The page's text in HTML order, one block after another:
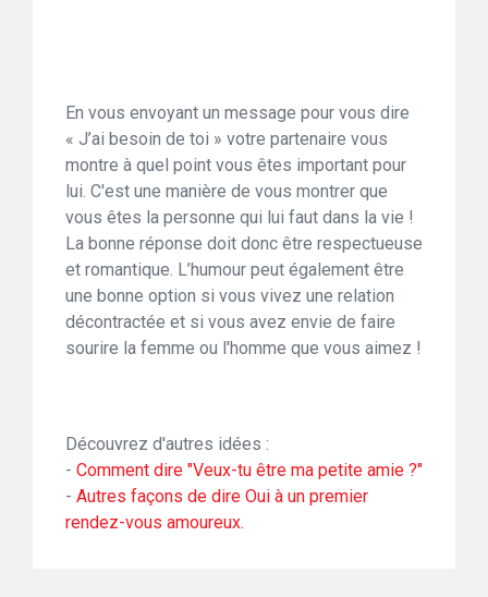
En vous envoyant un message pour vous dire
« J’ai besoin de toi » votre partenaire vous
montre à quel point vous êtes important pour
lui. C'est une manière de vous montrer que
vous êtes la personne qui lui faut dans la vie !
La bonne réponse doit donc être respectueuse
et romantique. L’humour peut également être
une bonne option si vous vivez une relation
décontractée et si vous avez envie de faire
sourire la femme ou l'homme que vous aimez !
Découvrez d'autres idées :
- Comment dire "Veux-tu être ma petite amie ?"
- Autres façons de dire Oui à un premier
rendez-vous amoureux.